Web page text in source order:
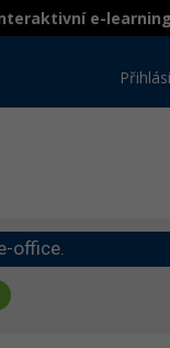
e-learning
office.